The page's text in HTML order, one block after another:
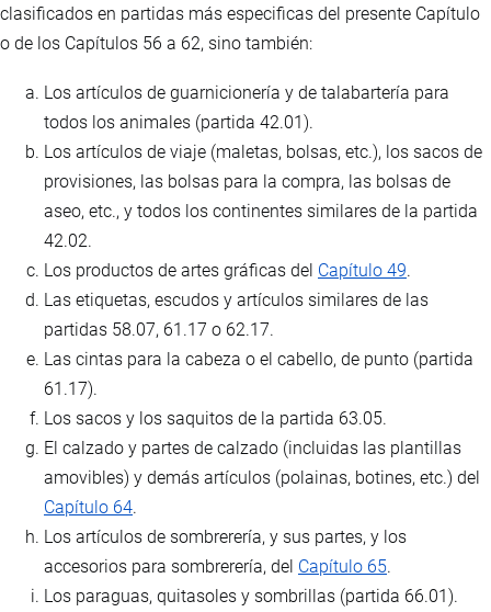
clasificados en partidas más especificas del presente Capítulo
o de los Capítulos 56 a 62, sino también:
Los artículos de guarnicionería y de talabartería para
todos los animales (partida 42.01).
Los artículos de viaje (maletas, bolsas, etc.), los sacos de
provisiones, las bolsas para la compra, las bolsas de
aseo, etc., y todos los continentes similares de la partida
42.02.
Los productos de artes gráficas del Capítulo 49.
Las etiquetas, escudos y artículos similares de las
partidas 58.07, 61.17 o 62.17.
Las cintas para la cabeza o el cabello, de punto (partida
61.17).
Los sacos y los saquitos de la partida 63.05.
El calzado y partes de calzado (incluidas las plantillas
amovibles) y demás artículos (polainas, botines, etc.) del
Capítulo 64.
Los artículos de sombrerería, y sus partes, y los
accesorios para sombrerería, del Capítulo 65.
Los paraguas, quitasoles y sombrillas (partida 66.01).